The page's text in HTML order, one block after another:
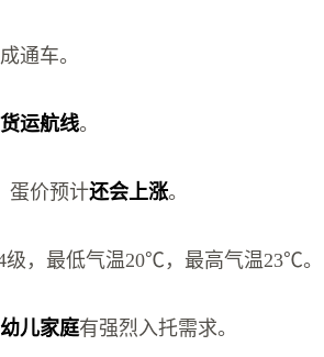
通车。
运航线。
蛋价预计还会上涨。
级，最低气温20℃，最高气温23℃。
儿家庭有强烈入托需求。